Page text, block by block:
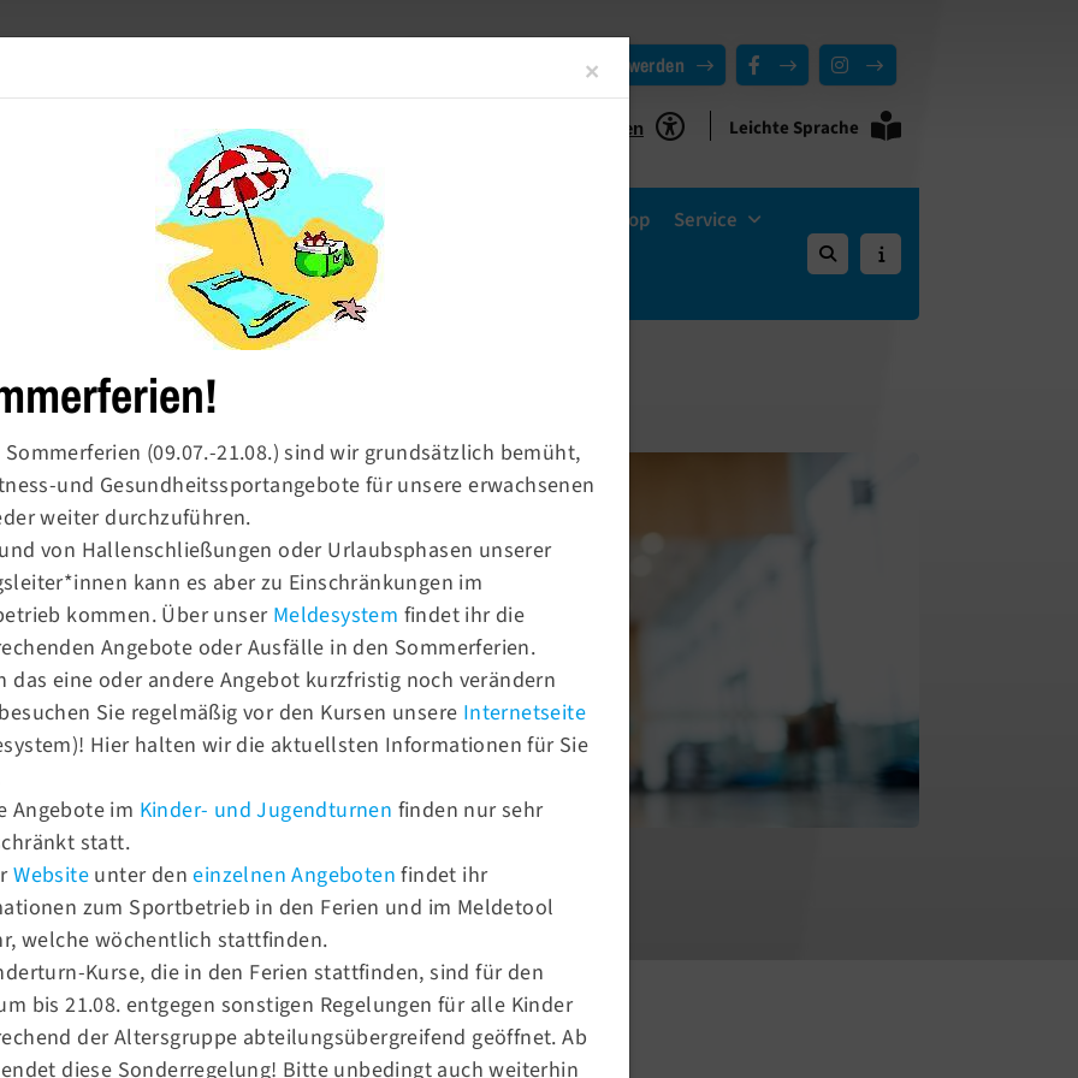
Mitglied werden
Barrierefreie Funktionen Leichte Sprache
Sport & Ballsport Fitness & Gesundheit Vereins-Shop Service
Kontakt
Tel.: 030 93 93 17 41
Fax.:030 93 93 17 42
E-Mail: info@tsv58.de
× Close
(09.07.-21.08.) sind wir grundsätzlich bemüht,
und Gesundheitssportangebote für unsere erwachsenen
weiter durchzuführen.
von Hallenschließungen oder Urlaubsphasen unserer
kann es aber zu Einschränkungen im
kommen. Über unser Meldesystem findet ihr die
Angebote oder Ausfälle in den Sommerferien.
das eine oder andere Angebot kurzfristig noch verändern
Sie regelmäßig vor den Kursen unsere Internetseite
Hier halten wir die aktuellsten Informationen für Sie
Angebote im Kinder- und Jugendturnen finden nur sehr
statt.
Website unter deneinzelnen Angeboten findet ihr
zum Sportbetrieb in den Ferien und im Meldetool
welche wöchentlich stattfinden.
Kurse, die in den Ferien stattfinden, sind für den
bis 21.08. entgegen sonstigen Regelungen für alle Kinder
der Altersgruppe abteilungsübergreifend geöffnet. Ab
diese Sonderregelung! Bitte unbedingt auch weiterhin